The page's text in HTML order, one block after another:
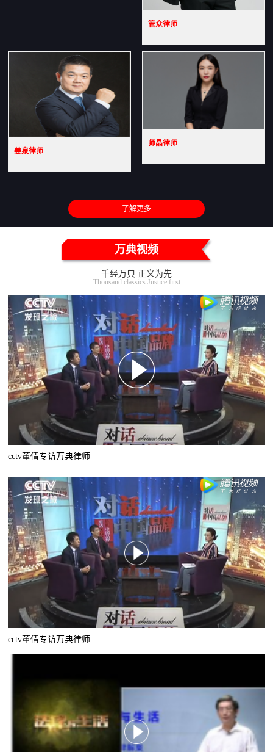
管众律师
姜泉律师
师晶律师
了解更多
万典视频
千经万典 正义为先
Thousand classics Justice first
cctv董倩专访万典律师
cctv董倩专访万典律师